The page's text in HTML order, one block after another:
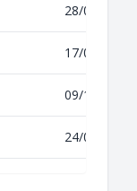
28/09/2018
17/01/2017
09/10/2014
24/04/2013